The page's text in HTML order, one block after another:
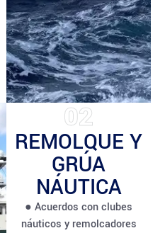
02
REMOLQUE Y
GRÚA
NÁUTICA
● Acuerdos con clubes
náuticos y remolcadores